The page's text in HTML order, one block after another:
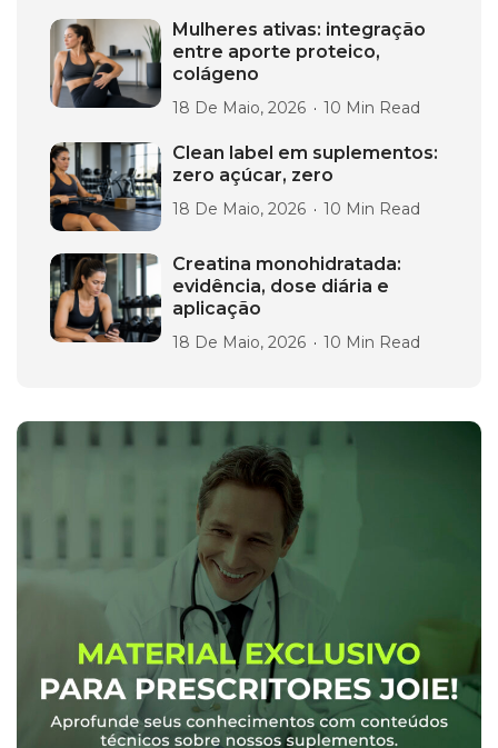
Mulheres ativas: integração
entre aporte proteico,
colágeno
18 De Maio, 2026 10 Min Read
Clean label em suplementos:
zero açúcar, zero
18 De Maio, 2026 10 Min Read
Creatina monohidratada:
evidência, dose diária e
aplicação
18 De Maio, 2026 10 Min Read